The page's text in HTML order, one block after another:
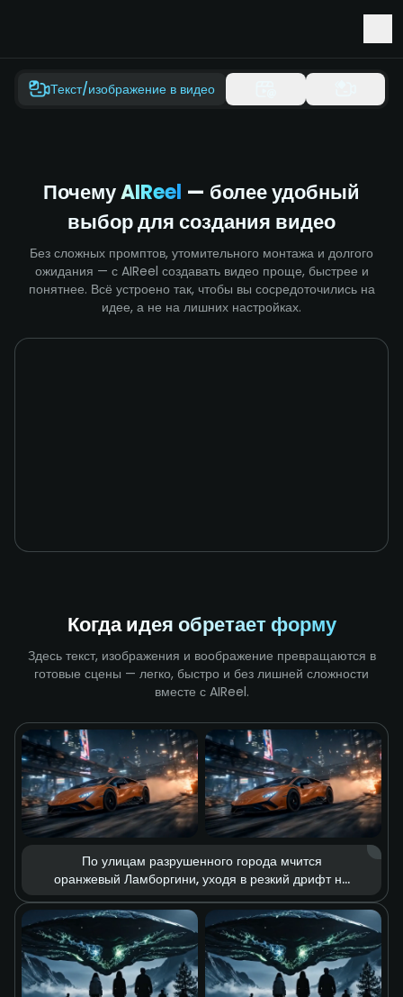
Текст/изображение в видео
ПочемуAIReel — более удобный
выбор для создания видео
Без сложных промптов, утомительного монтажа и долгого
ожидания — с AIReel создавать видео проще, быстрее и
понятнее. Всё устроено так, чтобы вы сосредоточились на
идее, а не на лишних настройках.
Когда идея обретает форму
Здесь текст, изображения и воображение превращаются в
готовые сцены — легко, быстро и без лишней сложности
вместе с AIReel.
По улицам разрушенного города мчится
оранжевый Ламборгини, уходя в резкий дрифт на
взрывов, разлетающиеся обломки и клубы густого
дыма. Контраст холодных и тёплых оттенков
подчёркивает одновременно опустошение
постапокалиптического мира и азарт скорости,
создавая выразительную эстетику разрушения.